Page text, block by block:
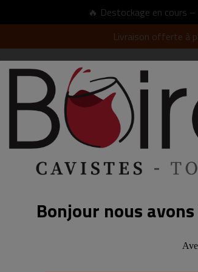
Bonjour nous
🔥 Destockage en cours –
Livraison offerte à
VINS BLANC VINS ROUGE WHISKY &